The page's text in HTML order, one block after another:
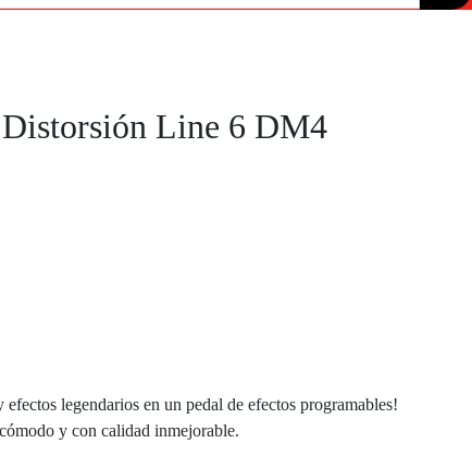
Line 6 DM4
legendarios en un pedal de efectos programables!
y con calidad inmejorable.